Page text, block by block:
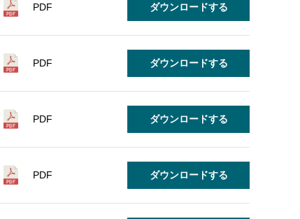
PDF ダウンロードする
PDF ダウンロードする
PDF ダウンロードする
PDF ダウンロードする